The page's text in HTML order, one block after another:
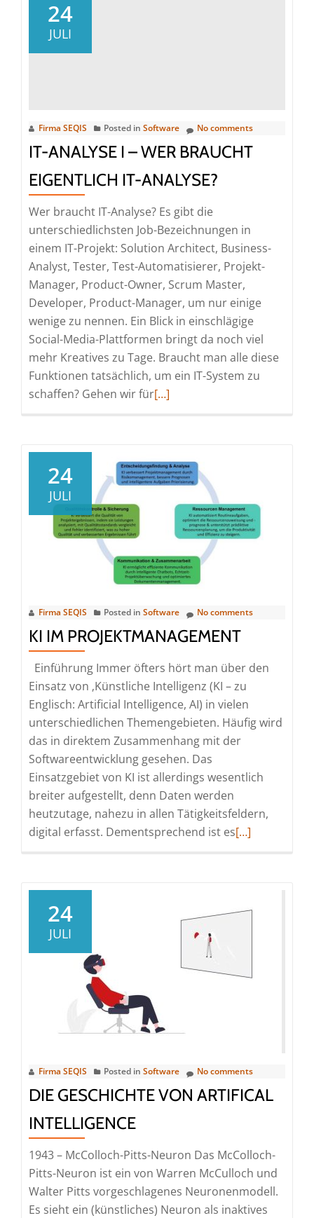
24
JULI
Firma SEQIS Posted in Software No comments
IT-ANALYSE I – WER BRAUCHT
EIGENTLICH IT-ANALYSE?
Wer braucht IT-Analyse? Es gibt die
unterschiedlichsten Job-Bezeichnungen in
einem IT-Projekt: Solution Architect, Business-
Analyst, Tester, Test-Automatisierer, Projekt-
Manager, Product-Owner, Scrum Master,
Developer, Product-Manager, um nur einige
wenige zu nennen. Ein Blick in einschlägige
Social-Media-Plattformen bringt da noch viel
mehr Kreatives zu Tage. Braucht man alle diese
Funktionen tatsächlich, um ein IT-System zu
schaffen? Gehen wir fürRead
Analyse
I
braucht
eigentlich
IT-
[…]
24
JULI
Firma SEQIS Posted in Software No comments
KI IM PROJEKTMANAGEMENT
Einführung Immer öfters hört man über den
Einsatz von ‚Künstliche Intelligenz (KI – zu
Englisch: Artificial Intelligence, AI) in vielen
unterschiedlichen Themengebieten. Häufig wird
das in direktem Zusammenhang mit der
Softwareentwicklung gesehen. Das
Einsatzgebiet von KI ist allerdings wesentlich
breiter aufgestellt, denn Daten werden
heutzutage, nahezu in allen Tätigkeitsfeldern,
digital erfasst. Dementsprechend ist esRead
[…]
24
JULI
Firma SEQIS Posted in Software No comments
DIE GESCHICHTE VON ARTIFICAL
INTELLIGENCE
1943 – McColloch-Pitts-Neuron Das McColloch-
Pitts-Neuron ist ein von Warren McCulloch und
Walter Pitts vorgeschlagenes Neuronenmodell.
Es sieht ein (künstliches) Neuron als inaktives